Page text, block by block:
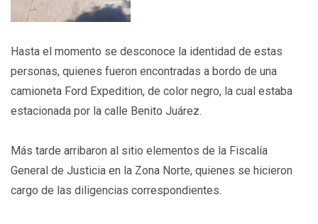
Hasta el momento se desconoce la identidad de estas
personas, quienes fueron encontradas a bordo de una
camioneta Ford Expedition, de color negro, la cual estaba
estacionada por la calle Benito Juárez.
Más tarde arribaron al sitio elementos de la Fiscalía
General de Justicia en la Zona Norte, quienes se hicieron
cargo de las diligencias correspondientes.